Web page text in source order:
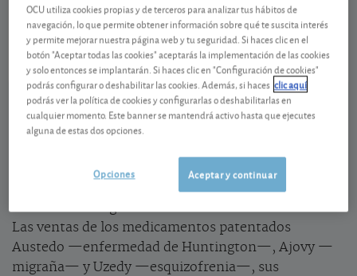
US8816242098
07/08/2026 Nueva York
0,55 USD (1,58 %)
Ver detalladamente
Austedo, Ajovy y Uzedy impulsan las ventas
centrarse más en productos innovadores para dejar
atrás su tradicional dependencia de los
medicamentos genéricos comenzó a dar sus frutos.
Las ventas de los medicamentos patentados
Austedo —enfermedad de Huntington—, Ajovy —
migraña— y Uzedy —esquizofrenia—, sus
OCU utiliza cookies propias y de terceros para analizar tus hábitos de
navegación, lo que permite obtener información sobre qué te suscita interés
y permite mejorar nuestra página web y tu seguridad. Si haces clic en el
botón "Aceptar todas las cookies" aceptarás la implementación de las cookies
y solo entonces se implantarán. Si haces clic en "Configuración de cookies"
podrás configurar o deshabilitar las cookies. Además, si haces clic aquí
podrás ver la política de cookies y configurarlas o deshabilitarlas en
cualquier momento. Este banner se mantendrá activo hasta que ejecutes
alguna de estas dos opciones.
Aceptar y continuar
Opciones